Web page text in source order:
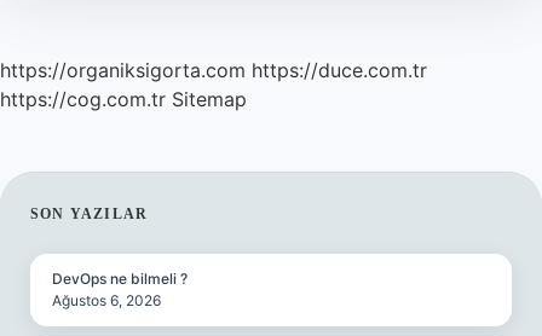
https://organiksigorta.com https://duce.com.tr
https://cog.com.tr Sitemap
SIDEBAR
SON YAZILAR
DevOps ne bilmeli ?
Ağustos 6, 2026